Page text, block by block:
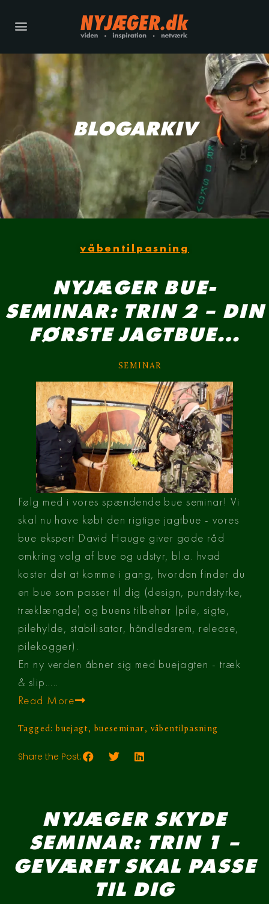
BLOGARKIV
våbentilpasning
NYJÆGER BUE-
SEMINAR: TRIN 2 – DIN
FØRSTE JAGTBUE…
SEMINAR
Følg med i vores spændende bue seminar! Vi
skal nu have købt den rigtige jagtbue - vores
bue ekspert David Hauge giver gode råd
omkring valg af bue og udstyr, bl.a. hvad
koster det at komme i gang, hvordan finder du
en bue som passer til dig (design, pundstyrke,
træklængde) og buens tilbehør (pile, sigte,
pilehylde, stabilisator, håndledsrem, release,
pilekogger).
En ny verden åbner sig med buejagten - træk
& slip.....
Read More
Tagged:buejagt, bueseminar , våbentilpasning
Share the Post:
NYJÆGER SKYDE
SEMINAR: TRIN 1 –
GEVÆRET SKAL PASSE
TIL DIG